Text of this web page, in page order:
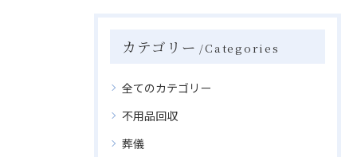
カテゴリー Categories
全てのカテゴリー
不用品回収
葬儀